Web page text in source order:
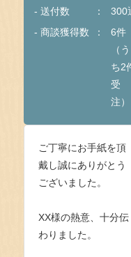
- 送付数
300
- 商談獲得数
6件
（う
ち2
受
注）
ご丁寧にお手紙を頂
戴し誠にありがとう
ございました。
XX様の熱意、十分伝
わりました。